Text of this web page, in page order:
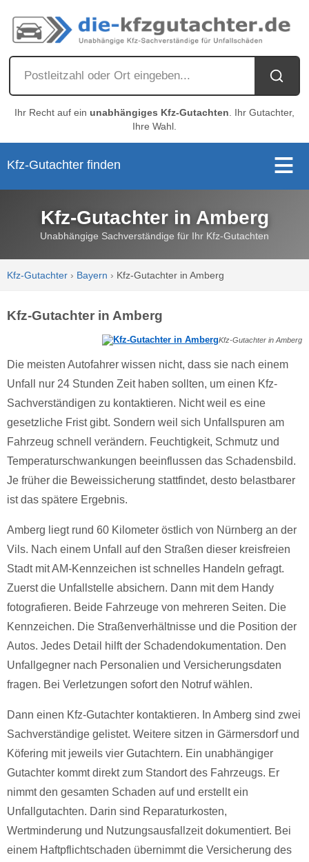
Ihr Recht auf ein unabhängiges Kfz-Gutachten . Ihr Gutachter,
Ihre Wahl.
Kfz-Gutachter finden
Kfz-Gutachter in Amberg
Unabhängige Sachverständige für Ihr Kfz-Gutachten
Kfz-Gutachter › Bayern › Kfz-Gutachter in Amberg
Kfz-Gutachter in Amberg
Kfz-Gutachter in Amberg
Die meisten Autofahrer wissen nicht, dass sie nach einem
Unfall nur 24 Stunden Zeit haben sollten, um einen Kfz-
Sachverständigen zu kontaktieren. Nicht weil es eine
gesetzliche Frist gibt. Sondern weil sich Unfallspuren am
Fahrzeug schnell verändern. Feuchtigkeit, Schmutz und
Temperaturschwankungen beeinflussen das Schadensbild.
Je früher die Beweissicherung stattfindet, desto belastbarer
ist das spätere Ergebnis.
Amberg liegt rund 60 Kilometer östlich von Nürnberg an der
Vils. Nach einem Unfall auf den Straßen dieser kreisfreien
Stadt mit AM-Kennzeichen ist schnelles Handeln gefragt.
Zuerst die Unfallstelle absichern. Dann mit dem Handy
fotografieren. Beide Fahrzeuge von mehreren Seiten. Die
Kennzeichen. Die Straßenverhältnisse und die Position der
Autos. Jedes Detail hilft der Schadendokumentation. Den
Unfallgegner nach Personalien und Versicherungsdaten
fragen. Bei Verletzungen sofort den Notruf wählen.
Dann einen Kfz-Gutachter kontaktieren. In Amberg sind zwei
Sachverständige gelistet. Weitere sitzen in Gärmersdorf und
Köfering mit jeweils vier Gutachtern. Ein unabhängiger
Gutachter kommt direkt zum Standort des Fahrzeugs. Er
nimmt den gesamten Schaden auf und erstellt ein
Unfallgutachten. Darin sind Reparaturkosten,
Wertminderung und Nutzungsausfallzeit dokumentiert. Bei
einem Haftpflichtschaden übernimmt die Versicherung des